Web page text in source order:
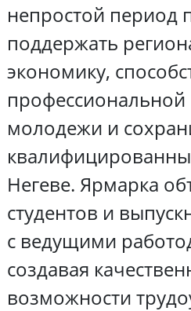
непростой период
поддержать
экономику,
профессиональной
молодежи и
Негеве. Ярмарка
студентов и
с ведущими
создавая
возможности